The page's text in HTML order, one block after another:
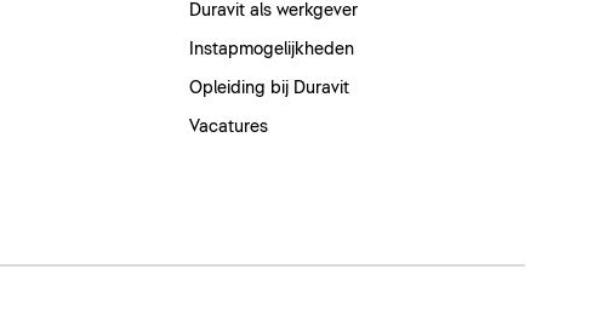
Duravit als werkgever
Instapmogelijkheden
Opleiding bij Duravit
Vacatures